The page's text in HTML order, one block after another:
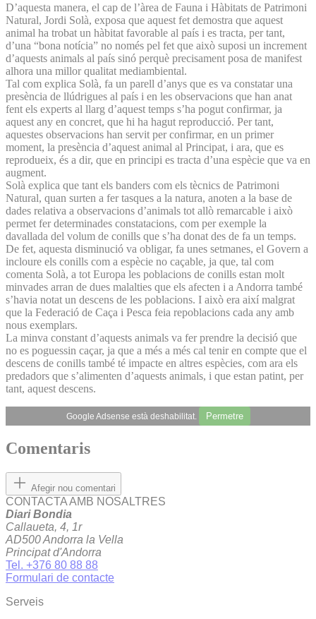
D’aquesta manera, el cap de l’àrea de Fauna i Hàbitats de Patrimoni
Natural, Jordi Solà, exposa que aquest fet demostra que aquest
animal ha trobat un hàbitat favorable al país i es tracta, per tant,
d’una “bona notícia” no només pel fet que això suposi un increment
d’aquests animals al país sinó perquè precisament posa de manifest
alhora una millor qualitat mediambiental.
Tal com explica Solà, fa un parell d’anys que es va constatar una
presència de llúdrigues al país i en les observacions que han anat
fent els experts al llarg d’aquest temps s’ha pogut confirmar, ja
aquest any en concret, que hi ha hagut reproducció. Per tant,
aquestes observacions han servit per confirmar, en un primer
moment, la presència d’aquest animal al Principat, i ara, que es
reprodueix, és a dir, que en principi es tracta d’una espècie que va en
augment.
Solà explica que tant els banders com els tècnics de Patrimoni
Natural, quan surten a fer tasques a la natura, anoten a la base de
dades relativa a observacions d’animals tot allò remarcable i això
permet fer determinades constatacions, com per exemple la
davallada del volum de conills que s’ha donat des de fa un temps.
De fet, aquesta disminució va obligar, fa unes setmanes, el Govern a
incloure els conills com a espècie no caçable, ja que, tal com
comenta Solà, a tot Europa les poblacions de conills estan molt
minvades arran de dues malalties que els afecten i a Andorra també
s’havia notat un descens de les poblacions. I això era així malgrat
que la Federació de Caça i Pesca feia repoblacions cada any amb
nous exemplars.
La minva constant d’aquests animals va fer prendre la decisió que
no es poguessin caçar, ja que a més a més cal tenir en compte que el
descens de conills també té impacte en altres espècies, com ara els
predadors que s’alimenten d’aquests animals, i que estan patint, per
tant, aquest descens.
Google Adsense està deshabilitat. Permetre
Comentaris
Afegir nou comentari
CONTACTA AMB NOSALTRES
Diari Bondia
Callaueta, 4, 1r
AD500 Andorra la Vella
Principat d'Andorra
Tel. +376 80 88 88
Formulari de contacte
Serveis